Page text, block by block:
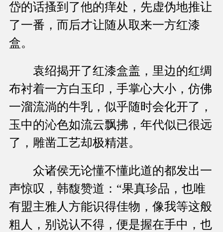
岱的话搔到了他的痒处，先虚伪地推让
了一番，而后才让随从取来一方红漆
盒。
袁绍揭开了红漆盒盖，里边的红绸
布衬着一方白玉印，手掌心大小，仿佛
一溜流淌的牛乳，似乎随时会化开了，
玉中的沁色如流云飘拂，年代似已很远
了，雕凿工艺却极精湛。
众诸侯无论懂不懂此道的都发出一
声惊叹，韩馥赞道：“果真珍品，也唯
有盟主雅人方能识得佳物，像我等这般
粗人，别说认不得，便是握在手中，也